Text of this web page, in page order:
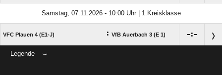
Samstag, 07.11.2026 - 10:00 Uhr | 1.Kreisklasse
VFC Plauen 4 (E1-J) : VfB Auerbach 3 (E 1) :
Legende